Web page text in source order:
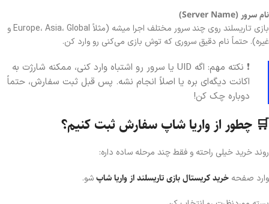
نام سرور (Server Name)
بازی تاریسلند روی چند سرور مختلف اجرا میشه (مثلاً Europe، Asia، Global و
غیره). حتماً نام دقیق سروری که توش بازی می‌کنی رو وارد کن.
❗ نکته مهم: اگه UID یا سرور رو اشتباه وارد کنی، ممکنه شارژت به
اکانت دیگه‌ای بره یا اصلاً انجام نشه. پس قبل ثبت سفارش، حتماً
دوباره چک کن!
🛒 چطور از واریا شاپ سفارش ثبت کنیم؟
روند خرید خیلی راحته و فقط چند مرحله ساده داره:
وارد صفحه خرید کریستال بازی تاریسلند از واریا شاپشو.